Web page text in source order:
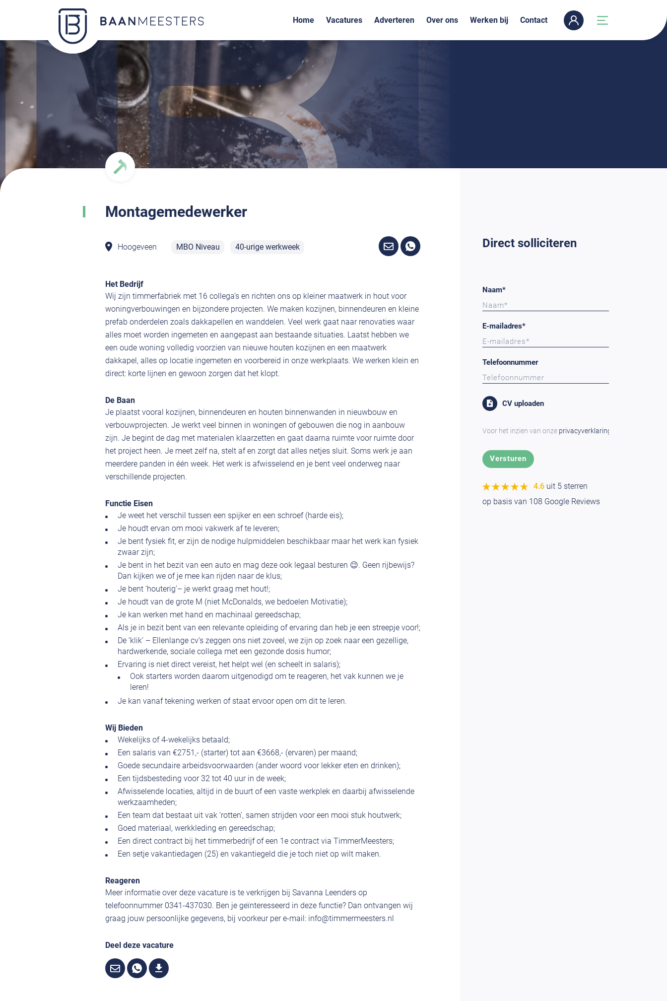
Home Vacatures Adverteren Over ons Werken bij Contact
Montagemedewerker
Hoogeveen MBO Niveau 40-urige werkweek
Het Bedrijf
Wij zijn timmerfabriek met 16 collega’s en richten ons op kleiner maatwerk in hout voor
woningverbouwingen en bijzondere projecten. We maken kozijnen, binnendeuren en kleine
prefab onderdelen zoals dakkapellen en wanddelen. Veel werk gaat naar renovaties waar
alles moet worden ingemeten en aangepast aan bestaande situaties. Laatst hebben we
een oude woning volledig voorzien van nieuwe houten kozijnen en een maatwerk
dakkapel, alles op locatie ingemeten en voorbereid in onze werkplaats. We werken klein en
direct: korte lijnen en gewoon zorgen dat het klopt.
De Baan
Je plaatst vooral kozijnen, binnendeuren en houten binnenwanden in nieuwbouw en
verbouwprojecten. Je werkt veel binnen in woningen of gebouwen die nog in aanbouw
zijn. Je begint de dag met materialen klaarzetten en gaat daarna ruimte voor ruimte door
het project heen. Je meet zelf na, stelt af en zorgt dat alles netjes sluit. Soms werk je aan
meerdere panden in één week. Het werk is afwisselend en je bent veel onderweg naar
verschillende projecten.
Functie Eisen
Je weet het verschil tussen een spijker en een schroef (harde eis);
Je houdt ervan om mooi vakwerk af te leveren;
Je bent fysiek fit, er zijn de nodige hulpmiddelen beschikbaar maar het werk kan fysiek
zwaar zijn;
Je bent in het bezit van een auto en mag deze ook legaal besturen 😉. Geen rijbewijs?
Dan kijken we of je mee kan rijden naar de klus;
Je bent ‘houterig’– je werkt graag met hout!;
Je houdt van de grote M (niet McDonalds, we bedoelen Motivatie);
Je kan werken met hand en machinaal gereedschap;
Als je in bezit bent van een relevante opleiding of ervaring dan heb je een streepje voor!;
De ‘klik’ – Ellenlange cv’s zeggen ons niet zoveel, we zijn op zoek naar een gezellige,
hardwerkende, sociale collega met een gezonde dosis humor;
Ervaring is niet direct vereist, het helpt wel (en scheelt in salaris);
Ook starters worden daarom uitgenodigd om te reageren, het vak kunnen we je
leren!
Je kan vanaf tekening werken of staat ervoor open om dit te leren.
Wij Bieden
Wekelijks of 4-wekelijks betaald;
Een salaris van €2751,- (starter) tot aan €3668,- (ervaren) per maand;
Goede secundaire arbeidsvoorwaarden (ander woord voor lekker eten en drinken);
Een tijdsbesteding voor 32 tot 40 uur in de week;
Afwisselende locaties, altijd in de buurt of een vaste werkplek en daarbij afwisselende
werkzaamheden;
Een team dat bestaat uit vak ‘rotten’, samen strijden voor een mooi stuk houtwerk;
Goed materiaal, werkkleding en gereedschap;
Een direct contract bij het timmerbedrijf of een 1e contract via TimmerMeesters;
Een setje vakantiedagen (25) en vakantiegeld die je toch niet op wilt maken.
Reageren
Meer informatie over deze vacature is te verkrijgen bij Savanna Leenders op
telefoonnummer 0341-437030. Ben je geïnteresseerd in deze functie? Dan ontvangen wij
graag jouw persoonlijke gegevens, bij voorkeur per e-mail: info@timmermeesters.nl
Deel deze vacature
Direct solliciteren
Naam*
E-mailadres*
Telefoonnummer
CV uploaden
Voor het inzien van onze privacyverklaring
★★★★★
★★★★★ 4.6 uit 5 sterren
op basis van 108 Google Reviews